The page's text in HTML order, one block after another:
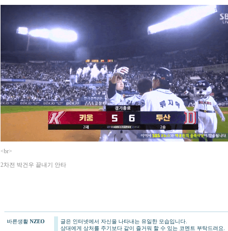
<br>
2차전 박건우 끝내기 안타
바른생활 NZEO
글은 인터넷에서 자신을 나타내는 유일한 모습입니다.
상대에게 상처를 주기보다 같이 즐거워 할 수 있는 코멘트 부탁드려요.